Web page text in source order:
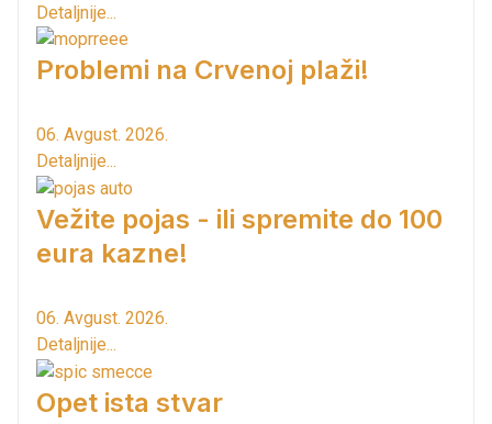
Detaljnije...
Problemi na Crvenoj plaži!
06. Avgust. 2026.
Detaljnije...
Vežite pojas - ili spremite do 100
eura kazne!
06. Avgust. 2026.
Detaljnije...
Opet ista stvar